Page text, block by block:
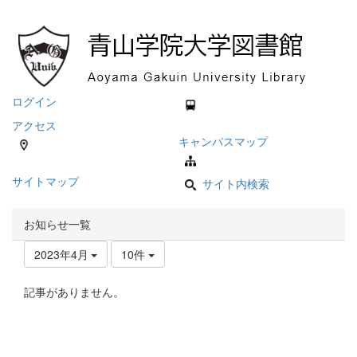
ログイン
アクセス
キャンパスマップ
サイトマップ サイト内検索
お知らせ一覧
2023年4月
10件
記事がありません。